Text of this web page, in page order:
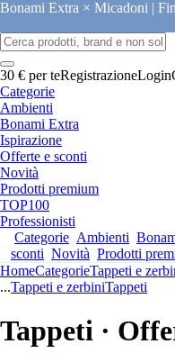
Bonami Extra × Micadoni |
30 € per teRegistrazioneLogin
Categorie
Ambienti
Bonami Extra
Ispirazione
Offerte e sconti
Novità
Prodotti premium
TOP100
Professionisti
Categorie Ambienti
sconti Novità Prodotti
HomeCategorieTappeti e
...Tappeti e zerbiniTappeti
Tappeti ·